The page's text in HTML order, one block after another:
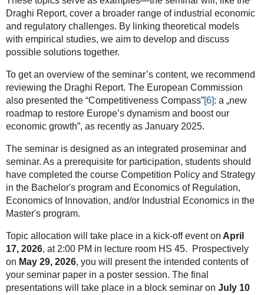
Draghi Report, cover a broader range of industrial economic
and regulatory challenges. By linking theoretical models
with empirical studies, we aim to develop and discuss
possible solutions together.
To get an overview of the seminar’s content, we recommend
reviewing the Draghi Report. The European Commission
also presented the “Competitiveness Compass”[6]: a „new
roadmap to restore Europe’s dynamism and boost our
economic growth”, as recently as January 2025.
The seminar is designed as an integrated proseminar and
seminar. As a prerequisite for participation, students should
have completed the course Competition Policy and Strategy
in the Bachelor's program and Economics of Regulation,
Economics of Innovation, and/or Industrial Economics in the
Master's program.
Topic allocation will take place in a kick-off event on April
17, 2026, at 2:00 PM in lecture room HS 45. Prospectively
on May 29, 2026, you will present the intended contents of
your seminar paper in a poster session. The final
presentations will take place in a block seminar on July 10